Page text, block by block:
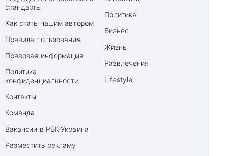
стандарты
Как стать нашим автором
Правила пользования
Правовая информация
Политика
конфиденциальности
Контакты
Команда
Вакансии в РБК-Украина
Разместить рекламу
Политика
Бизнес
Жизнь
Развлечения
Lifestyle